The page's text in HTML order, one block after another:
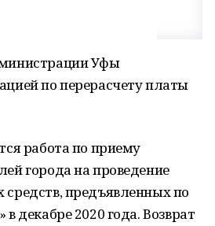
Уфы
по перерасчету платы
работа по приему
города на проведение
средств, предъявленных по
в декабре 2020 года. Возврат